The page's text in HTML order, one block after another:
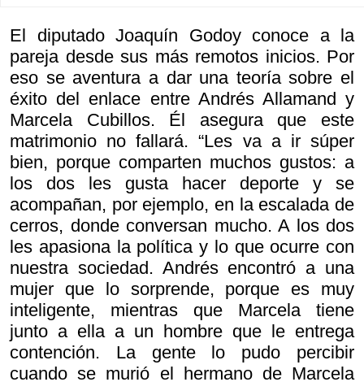
El diputado Joaquín Godoy conoce a la
pareja desde sus más remotos inicios. Por
eso se aventura a dar una teoría sobre el
éxito del enlace entre Andrés Allamand y
Marcela Cubillos. Él asegura que este
matrimonio no fallará. “Les va a ir súper
bien, porque comparten muchos gustos: a
los dos les gusta hacer deporte y se
acompañan, por ejemplo, en la escalada de
cerros, donde conversan mucho. A los dos
les apasiona la política y lo que ocurre con
nuestra sociedad. Andrés encontró a una
mujer que lo sorprende, porque es muy
inteligente, mientras que Marcela tiene
junto a ella a un hombre que le entrega
contención. La gente lo pudo percibir
cuando se murió el hermano de Marcela